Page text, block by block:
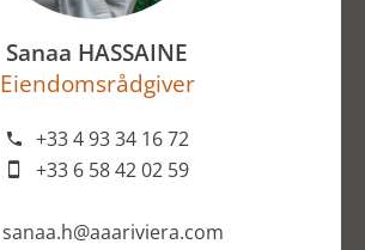
Sanaa HASSAINE
Eiendomsrådgiver
+33 4 93 34 16 72
+33 6 58 42 02 59
sanaa.h@aaariviera.com